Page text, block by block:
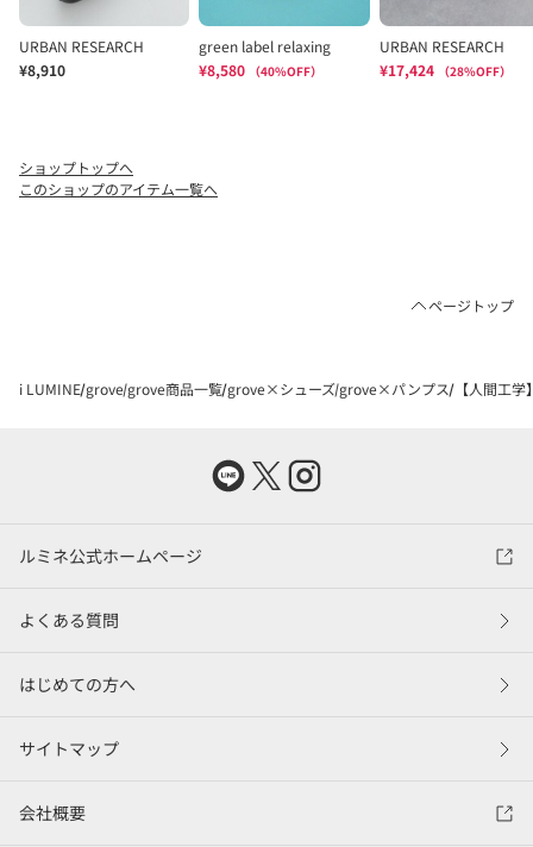
ショップトップへ
このショップのアイテム一覧へ
ページトップ
i LUMINE grove grove商品一覧 grove×シューズ grove×パンプス 【人間工学
ルミネ公式ホームページ
よくある質問
はじめての方へ
サイトマップ
会社概要